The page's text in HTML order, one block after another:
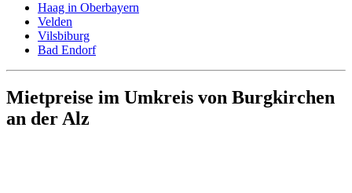
Haag in Oberbayern
Velden
Vilsbiburg
Bad Endorf
Mietpreise im Umkreis von Burgkirchen
an der Alz